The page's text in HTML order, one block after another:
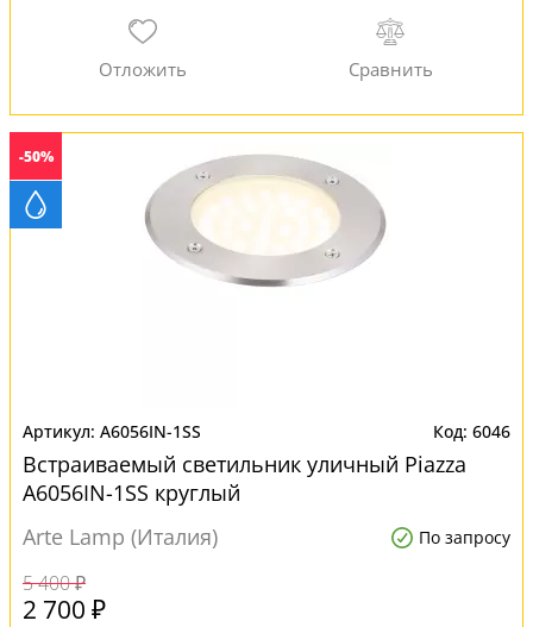
-50%
A6056IN-1SS 6046
Встраиваемый светильник уличный Piazza
A6056IN-1SS круглый
Arte Lamp (Италия)
По запросу
5 400 ₽
2 700 ₽